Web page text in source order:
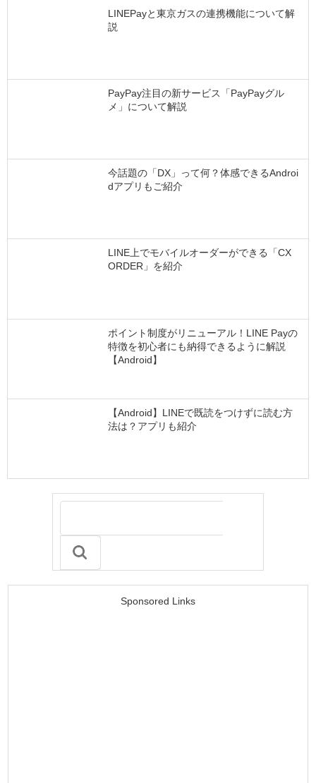
LINEPayと東京ガスの連携機能について解
説
PayPay注目の新サービス「PayPayグル
メ」について解説
今話題の「DX」って何？体感できるAndroi
dアプリもご紹介
LINE上でモバイルオーダーができる「CX
ORDER」を紹介
ポイント制度がリニューアル！LINE Payの
特徴を初心者にも納得できるように解説
【Android】
【Android】LINEで既読をつけずに読む方
法は？アプリも紹介
Sponsored Links